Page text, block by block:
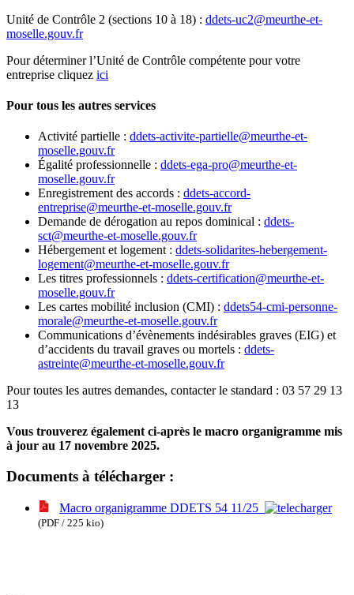
Unité de Contrôle 2 (sections 10 à 18) : ddets-uc2@meurthe-et-
moselle.gouv.fr
Pour déterminer l’Unité de Contrôle compétente pour votre
entreprise cliquez ici
Pour tous les autres services
Activité partielle : ddets-activite-partielle@meurthe-et-
moselle.gouv.fr
Égalité professionnelle : ddets-ega-pro@meurthe-et-
moselle.gouv.fr
Enregistrement des accords : ddets-accord-
entreprise@meurthe-et-moselle.gouv.fr
Demande de dérogation au repos dominical : ddets-
sct@meurthe-et-moselle.gouv.fr
Hébergement et logement : ddets-solidarites-hebergement-
logement@meurthe-et-moselle.gouv.fr
Les titres professionnels : ddets-certification@meurthe-et-
moselle.gouv.fr
Les cartes mobilité inclusion (CMI) : ddets54-cmi-personne-
morale@meurthe-et-moselle.gouv.fr
Communications d’évènements indésirables graves (EIG) et
d’accidents du travail graves ou mortels : ddets-
astreinte@meurthe-et-moselle.gouv.fr
Pour toutes les autres demandes, contacter le standard : 03 57 29 13
13
Vous trouverez également ci-après le macro organigramme mis
à jour au 17 novembre 2025.
Documents à télécharger :
Macro organigramme DDETS 54 11/25
(PDF / 225 kio)